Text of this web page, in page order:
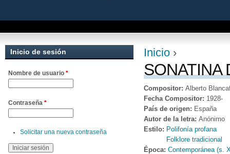
Se encuentra
Inicio ›
SONATINA
Compositor: Alberto
Fecha Compositor: 1928-
País de origen: España
Autor de la letra: Anónimo
Estilo: Polifonía profana
Folklore tradicional
Época: Contemporánea (s.
Inicio de sesión
Nombre de usuario *
Contraseña *
Solicitar una nueva contraseña